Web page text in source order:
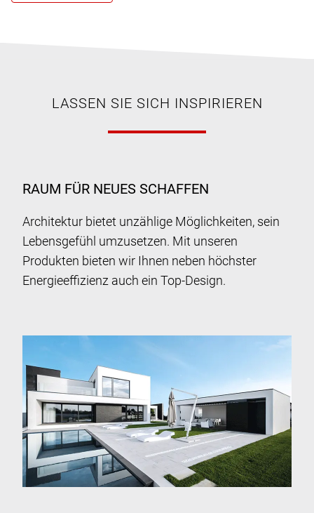
LASSEN SIE SICH INSPIRIEREN
RAUM FÜR NEUES SCHAFFEN
Architektur bietet unzählige Möglichkeiten, sein
Lebensgefühl umzusetzen. Mit unseren
Produkten bieten wir Ihnen neben höchster
Energieeffizienz auch ein Top-Design.